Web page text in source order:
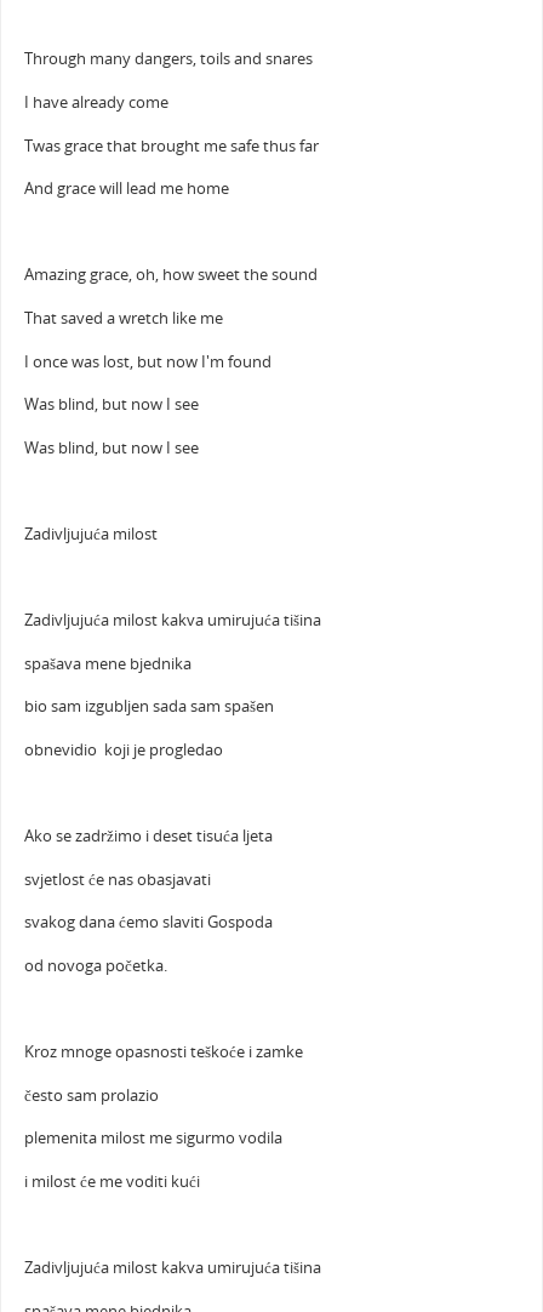
Through many dangers, toils and snares
I have already come
Twas grace that brought me safe thus far
And grace will lead me home
Amazing grace, oh, how sweet the sound
That saved a wretch like me
I once was lost, but now I'm found
Was blind, but now I see
Was blind, but now I see
Zadivljujuća milost
Zadivljujuća milost kakva umirujuća tišina
spašava mene bjednika
bio sam izgubljen sada sam spašen
obnevidio koji je progledao
Ako se zadržimo i deset tisuća ljeta
svjetlost će nas obasjavati
svakog dana ćemo slaviti Gospoda
od novoga početka.
Kroz mnoge opasnosti teškoće i zamke
često sam prolazio
plemenita milost me sigurmo vodila
i milost će me voditi kući
Zadivljujuća milost kakva umirujuća tišina